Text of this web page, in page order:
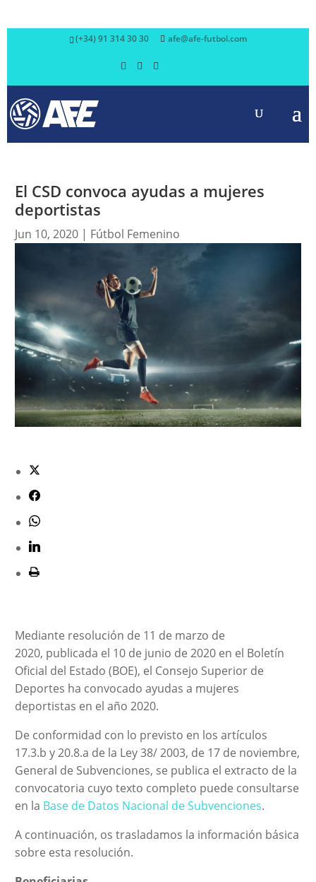
(+34) 91 314 30 30 afe@afe-futbol.com
El CSD convoca ayudas a mujeres
deportistas
Jun 10, 2020| Fútbol Femenino
Mediante resolución de 11 de marzo de
2020, publicada el 10 de junio de 2020 en el Boletín
Oficial del Estado (BOE), el Consejo Superior de
Deportes ha convocado ayudas a mujeres
deportistas en el año 2020.
De conformidad con lo previsto en los artículos
17.3.b y 20.8.a de la Ley 38/ 2003, de 17 de noviembre,
General de Subvenciones, se publica el extracto de la
convocatoria cuyo texto completo puede consultarse
en la Base de Datos Nacional de Subvenciones.
A continuación, os trasladamos la información básica
sobre esta resolución.